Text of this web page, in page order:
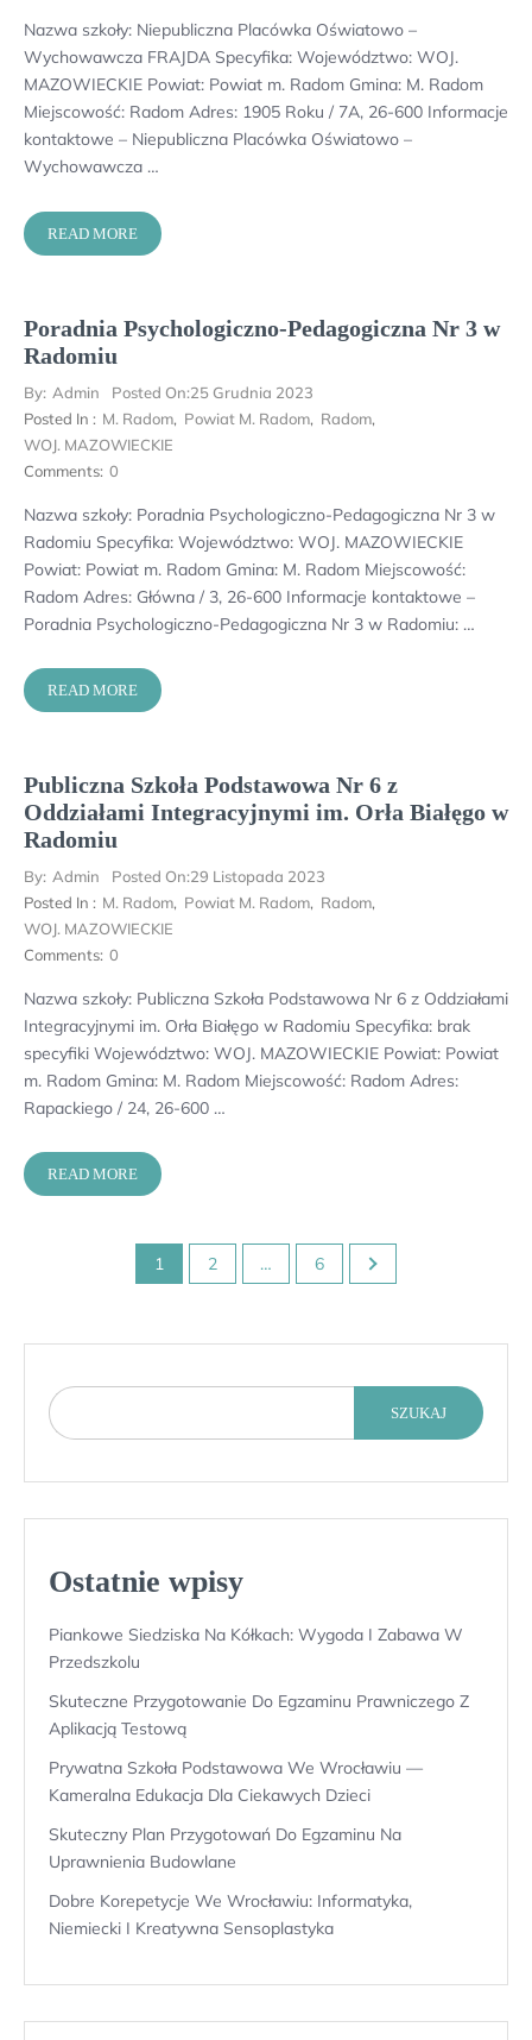
Nazwa szkoły: Niepubliczna Placówka Oświatowo –
Wychowawcza FRAJDA Specyfika: Województwo: WOJ.
MAZOWIECKIE Powiat: Powiat m. Radom Gmina: M. Radom
Miejscowość: Radom Adres: 1905 Roku / 7A, 26-600 Informacje
kontaktowe – Niepubliczna Placówka Oświatowo –
Wychowawcza …
READ MORE
Poradnia Psychologiczno-Pedagogiczna Nr 3 w
Radomiu
By: Admin Posted On:25 Grudnia 2023
Posted In : M. Radom, Powiat M. Radom, Radom,
WOJ. MAZOWIECKIE
Comments: 0
Nazwa szkoły: Poradnia Psychologiczno-Pedagogiczna Nr 3 w
Radomiu Specyfika: Województwo: WOJ. MAZOWIECKIE
Powiat: Powiat m. Radom Gmina: M. Radom Miejscowość:
Radom Adres: Główna / 3, 26-600 Informacje kontaktowe –
Poradnia Psychologiczno-Pedagogiczna Nr 3 w Radomiu: …
READ MORE
Publiczna Szkoła Podstawowa Nr 6 z
Oddziałami Integracyjnymi im. Orła Białęgo w
Radomiu
By: Admin Posted On:29 Listopada 2023
Posted In : M. Radom, Powiat M. Radom, Radom,
WOJ. MAZOWIECKIE
Comments: 0
Nazwa szkoły: Publiczna Szkoła Podstawowa Nr 6 z Oddziałami
Integracyjnymi im. Orła Białęgo w Radomiu Specyfika: brak
specyfiki Województwo: WOJ. MAZOWIECKIE Powiat: Powiat
m. Radom Gmina: M. Radom Miejscowość: Radom Adres:
Rapackiego / 24, 26-600 …
READ MORE
Stronicowanie
1 2 … 6
SZUKAJ
Ostatnie wpisy
Piankowe Siedziska Na Kółkach: Wygoda I Zabawa W
Przedszkolu
Skuteczne Przygotowanie Do Egzaminu Prawniczego Z
Aplikacją Testową
Prywatna Szkoła Podstawowa We Wrocławiu —
Kameralna Edukacja Dla Ciekawych Dzieci
Skuteczny Plan Przygotowań Do Egzaminu Na
Uprawnienia Budowlane
Dobre Korepetycje We Wrocławiu: Informatyka,
Niemiecki I Kreatywna Sensoplastyka